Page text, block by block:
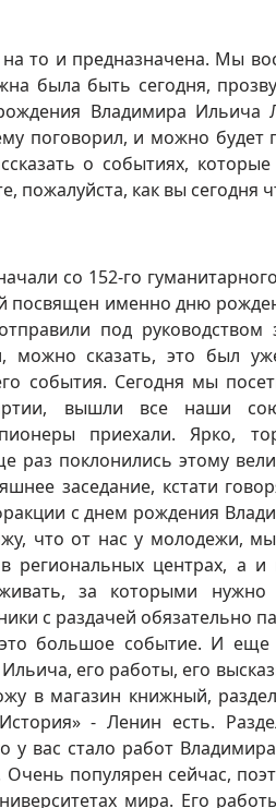
то и предназначена. Мы
была быть сегодня,
Владимира Ильича
поговорил, и можно
о событиях,
пожалуйста, как вы
со 152-го
посвящен именно дню
под
можно сказать, это был
события. Сегодня мы
вышли все наши
пионеры приехали. Ярко,
раз поклонились этому
заседание, кстати
с днем рождения
что от нас у молодежи,
региональных центрах, а
за которыми
с раздачей обязательно
большое событие. И
его работы, его
в магазин книжный,
- Ленин есть.
у вас стало работ
популярен сейчас,
мира. Его